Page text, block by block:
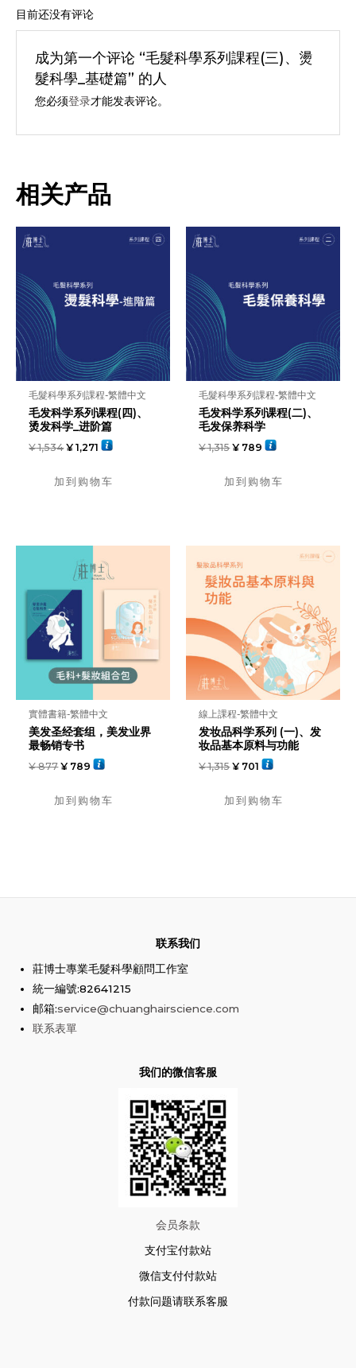
(三)、
燙
数
量
目前还没有评论
成为第一个评论 “毛髮科學系列課程(三)、燙
髮科學_基礎篇” 的人
您必须登录才能发表评论。
相关产品
毛髮科學系列課程-繁體中文
毛发科学系列课程(四)、
烫发科学_进阶篇
¥1,534 ¥ 1,271
加到购物车
毛髮科學系列課程-繁體中文
毛发科学系列课程(二)、
毛发保养科学
¥1,315 ¥ 789
加到购物车
實體書籍-繁體中文
美发圣经套组，美发业界
最畅销专书
¥877 ¥ 789
加到购物车
線上課程-繁體中文
发妆品科学系列 (一)、发
妆品基本原料与功能
¥1,315 ¥ 701
加到购物车
联系我们
莊博士專業毛髮科學顧問工作室
統一編號:82641215
邮箱:service@chuanghairscience.com
联系表單
我们的微信客服
会员条款
支付宝付款站
微信支付付款站
付款问题请联系客服